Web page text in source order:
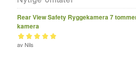
Rear View Safety Ryggekamera 7
kamera
Vurdert
av Nils